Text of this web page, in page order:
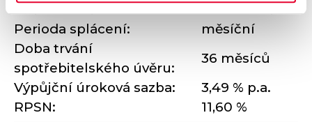
Úvěrovaná částka:
442 495 Kč
Perioda splácení:
měsíční
Doba trvání
spotřebitelského úvěru:
36 měsíců
Výpůjční úroková sazba:
3,49 % p.a.
RPSN:
11,60 %